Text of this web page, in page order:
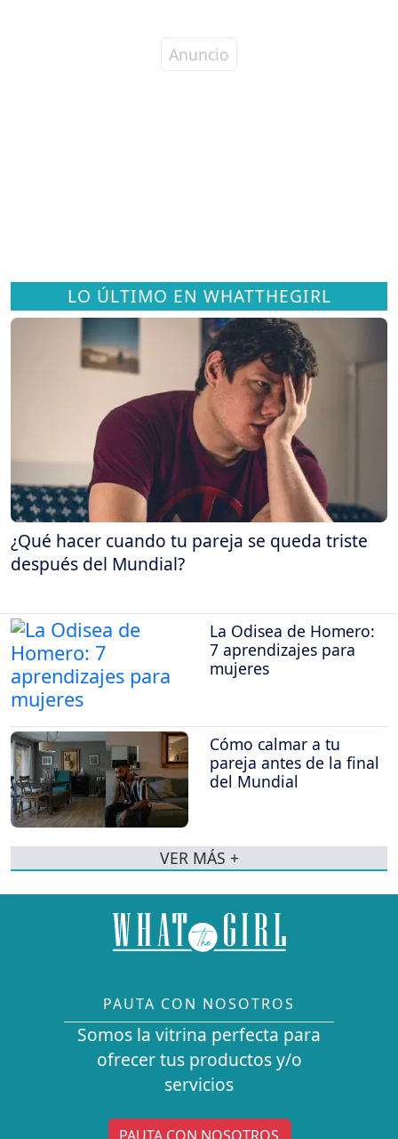
LO ÚLTIMO EN WHATTHEGIRL
¿Qué hacer cuando tu pareja se queda triste
después del Mundial?
La Odisea de Homero:
7 aprendizajes para
mujeres
Cómo calmar a tu
pareja antes de la final
del Mundial
VER MÁS +
PAUTA CON NOSOTROS
Somos la vitrina perfecta para
ofrecer tus productos y/o
servicios